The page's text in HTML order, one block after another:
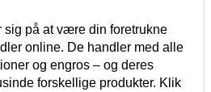
på at være din foretrukne
online. De handler med alle
og engros – og deres
forskellige produkter. Klik